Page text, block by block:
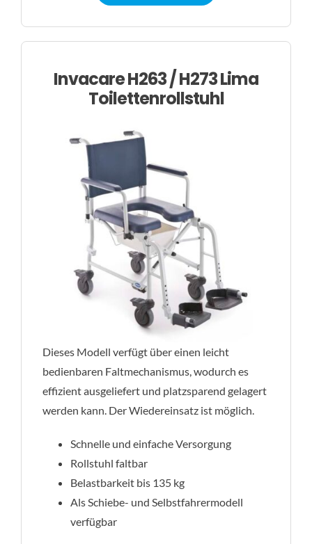
Invacare H263 / H273 Lima
Toilettenrollstuhl
Dieses Modell verfügt über einen leicht
bedienbaren Faltmechanismus, wodurch es
effizient ausgeliefert und platzsparend gelagert
werden kann. Der Wiedereinsatz ist möglich.
Schnelle und einfache Versorgung
Rollstuhl faltbar
Belastbarkeit bis 135 kg
Als Schiebe- und Selbstfahrermodell
verfügbar